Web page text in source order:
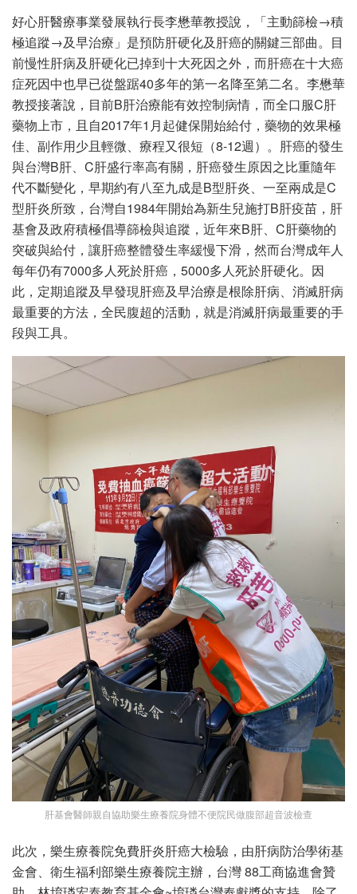
好心肝醫療事業發展執行長李懋華教授說，「主動篩檢→積
極追蹤→及早治療」是預防肝硬化及肝癌的關鍵三部曲。目
前慢性肝病及肝硬化已掉到十大死因之外，而肝癌在十大癌
症死因中也早已從盤踞40多年的第一名降至第二名。李懋華
教授接著說，目前B肝治療能有效控制病情，而全口服C肝
藥物上市，且自2017年1月起健保開始給付，藥物的效果極
佳、副作用少且輕微、療程又很短（8-12週）。肝癌的發生
與台灣B肝、C肝盛行率高有關，肝癌發生原因之比重隨年
代不斷變化，早期約有八至九成是B型肝炎、一至兩成是C
型肝炎所致，台灣自1984年開始為新生兒施打B肝疫苗，肝
基會及政府積極倡導篩檢與追蹤，近年來B肝、C肝藥物的
突破與給付，讓肝癌整體發生率緩慢下滑，然而台灣成年人
每年仍有7000多人死於肝癌，5000多人死於肝硬化。因
此，定期追蹤及早發現肝癌及早治療是根除肝病、消滅肝病
最重要的方法，全民腹超的活動，就是消滅肝病最重要的手
段與工具。
肝基會醫師親自協助樂生療養院身體不便院民做腹部超音波檢查
此次，樂生療養院免費肝炎肝癌大檢驗，由肝病防治學術基
金會、衛生福利部樂生療養院主辦，台灣 88工商協進會贊